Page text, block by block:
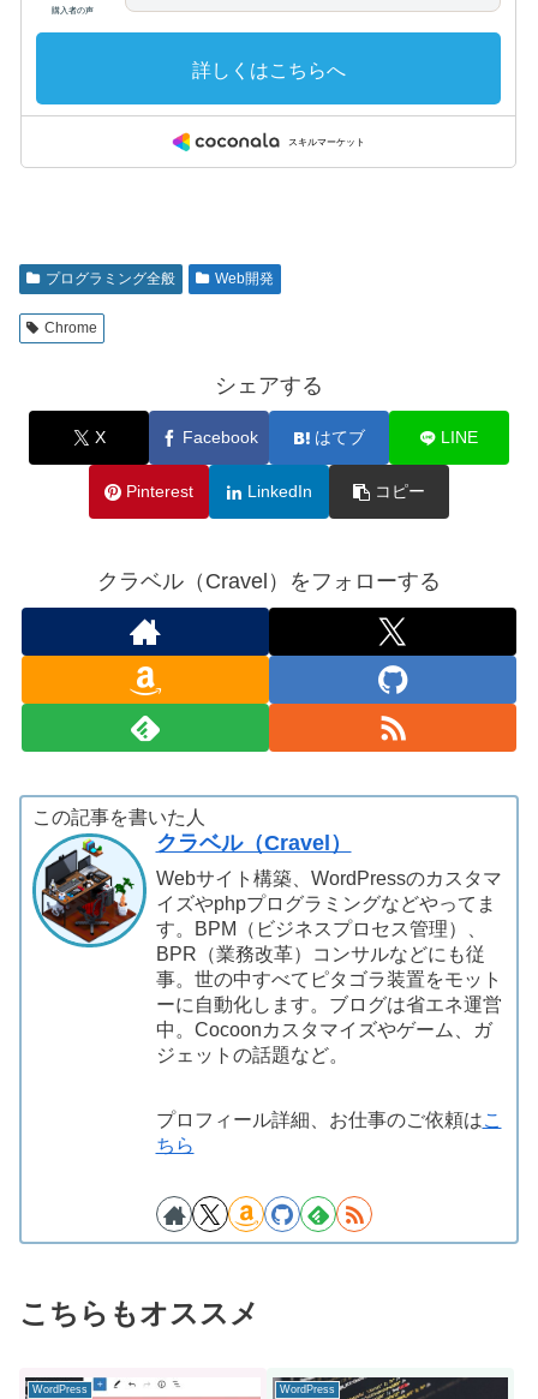
プログラミング全般 Web開発
Chrome
シェアする
X Facebook はてブ LINE
Pinterest LinkedIn コピー
クラベル（Cravel）をフォローする
この記事を書いた人
クラベル（Cravel）
Webサイト構築、WordPressのカスタマ
イズやphpプログラミングなどやってま
す。BPM（ビジネスプロセス管理）、
BPR（業務改革）コンサルなどにも従
事。世の中すべてピタゴラ装置をモット
ーに自動化します。ブログは省エネ運営
中。Cocoonカスタマイズやゲーム、ガ
ジェットの話題など。
プロフィール詳細、お仕事のご依頼はこ
ちら
こちらもオススメ
WordPress WordPress